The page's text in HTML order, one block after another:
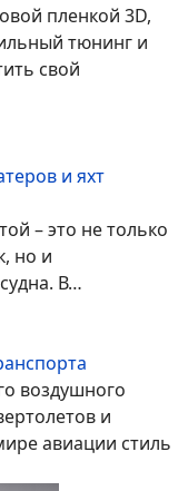
пленкой 3D,
тюнинг и
свой
и яхт
– это не только
но и
В…
воздушного
и
авиации стиль